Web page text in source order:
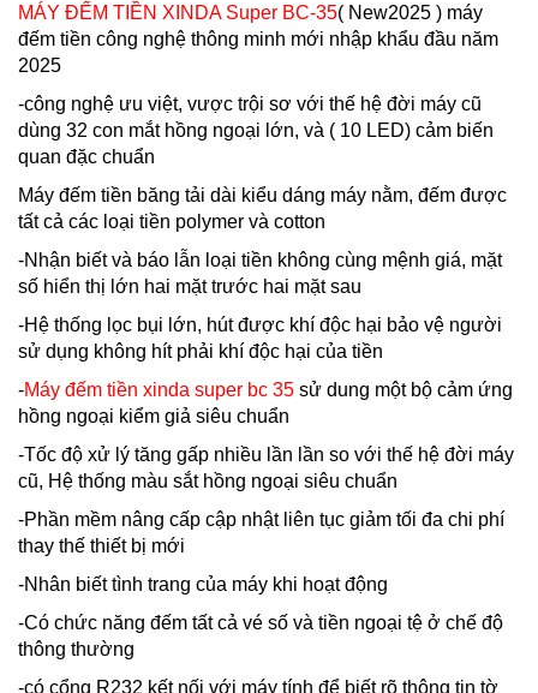
MÁY ĐẾM TIỀN XINDA Super BC-35( New2025 ) máy
đếm tiền công nghệ thông minh mới nhập khẩu đầu năm
2025
-công nghệ ưu việt, vược trội sơ với thế hệ đời máy cũ
dùng 32 con mắt hồng ngoại lớn, và ( 10 LED) cảm biến
quan đặc chuẩn
Máy đếm tiền băng tải dài kiểu dáng máy nằm, đếm được
tất cả các loại tiền polymer và cotton
-Nhận biết và báo lẫn loại tiền không cùng mệnh giá, mặt
số hiển thị lớn hai mặt trước hai mặt sau
-Hệ thống lọc bụi lớn, hút được khí độc hại bảo vệ người
sử dụng không hít phải khí độc hại của tiền
-Máy đếm tiền xinda super bc 35 sử dung một bộ cảm ứng
hồng ngoại kiểm giả siêu chuẩn
-Tốc độ xử lý tăng gấp nhiều lần lần so với thế hệ đời máy
cũ, Hệ thống màu sắt hồng ngoại siêu chuẩn
-Phần mềm nâng cấp cập nhật liên tục giảm tối đa chi phí
thay thế thiết bị mới
-Nhân biết tình trang của máy khi hoạt động
-Có chức năng đếm tất cả vé số và tiền ngoại tệ ở chế độ
thông thường
-có cổng R232 kết nối với máy tính để biết rõ thông tin tờ